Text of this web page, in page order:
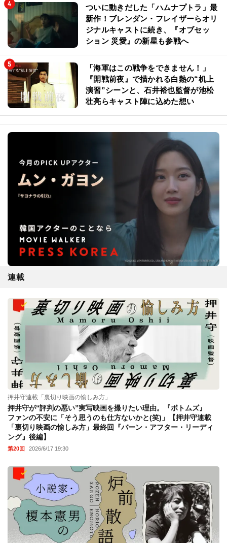
ついに動きだした「ハムナプトラ」最
新作！ブレンダン・フレイザーらオリ
ジナルキャストに続き、『オブセッ
ション 災愛』の新星も参戦へ
「海軍はこの戦争をできません！」
『開戦前夜』で描かれる白熱の“机上
演習”シーンと、石井裕也監督が池松
壮亮らキャスト陣に込めた想い
連載
押井守連載「裏切り映画の愉しみ方」
押井守が“評判の悪い”実写映画を撮りたい理由。『ボトムズ』
ファンの不安に「そう思うのも仕方ないかと(笑)」【押井守連載
「裏切り映画の愉しみ方」最終回『バーン・アフター・リーディ
ング』後編】
第20回 2026/6/17 19:30